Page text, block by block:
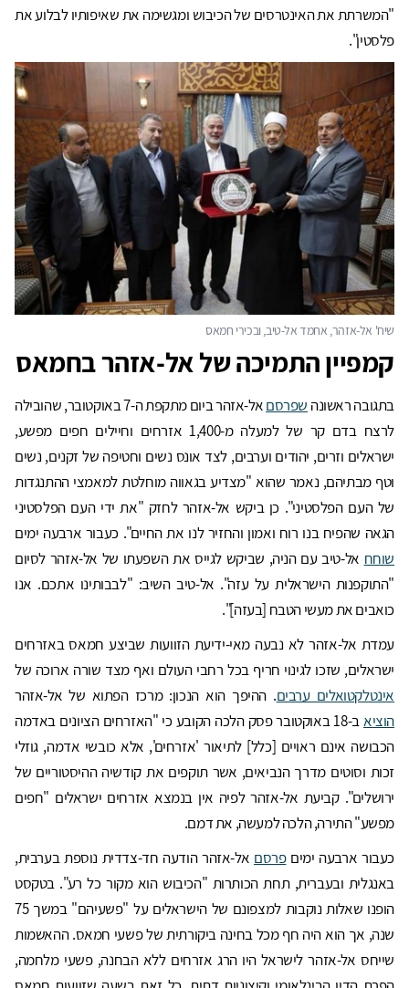
"המשרתת את האינטרסים של הכיבוש ומגשימה את שאיפותיו לבלוע את
פלסטין".
קמפיין התמיכה של אל-אזהר בחמאס
בתגובה ראשונה שפרסם
אל-אזהר ביום מתקפת ה-7 באוקטובר, שהובילה
לרצח בדם קר של למעלה מ-1,400 אזרחים וחיילים חפים מפשע,
ישראלים וזרים, יהודים וערבים, לצד אונס נשים וחטיפה של זקנים, נשים
וטף מבתיהם, נאמר שהוא "מצדיע בגאווה מוחלטת למאמצי ההתנגדות
של העם הפלסטיני". כן ביקש אל-אזהר לחזק "את ידי העם הפלסטיני
הגאה שהפיח בנו רוח ואמון והחזיר לנו את החיים". כעבור ארבעה ימים
שוחח אל-טיב עם הניה, שביקש לגייס את השפעתו של אל-אזהר לסיום
"התוקפנות הישראלית על עזה". אל-טיב השיב: "לבבותינו אתכם. אנו
כואבים את מעשי הטבח [בעזה]".
עמדת אל-אזהר לא נבעה מאי-ידיעת הזוועות שביצע חמאס באזרחים
ישראלים, שזכו לגינוי חריף בכל רחבי העולם ואף מצד שורה ארוכה של
אינטלקטואלים ערבים. ההיפך הוא הנכון: מרכז הפתוא של אל-אזהר
הוציא
ב-18 באוקטובר פסק הלכה הקובע כי "האזרחים הציונים באדמה
הכבושה אינם ראויים [כלל] לתיאור 'אזרחים', אלא כובשי אדמה, גוזלי
זכות וסוטים מדרך הנביאים, אשר תוקפים את קודשיה ההיסטוריים של
ירושלים". קביעת אל-אזהר לפיה אין בנמצא אזרחים ישראלים "חפים
מפשע" התירה, הלכה למעשה, את דמם.
כעבור ארבעה ימיםפרסם אל-אזהר הודעה חד-צדדית נוספת בערבית,
באנגלית ובעברית, תחת הכותרות "הכיבוש הוא מקור כל רע". בטקסט
הופנו שאלות נוקבות למצפונם של הישראלים על "פשעיהם" במשך 75
שנה, אך הוא היה חף מכל בחינה ביקורתית של פשעי חמאס. ההאשמות
שייחס אל-אזהר לישראל היו הרג אזרחים ללא הבחנה, פשעי מלחמה,